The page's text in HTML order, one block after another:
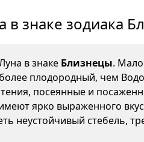
в знаке зодиака
в знаке Близнецы.
плодородный, чем
посеянные и
ярко выраженного
неустойчивый стебель,